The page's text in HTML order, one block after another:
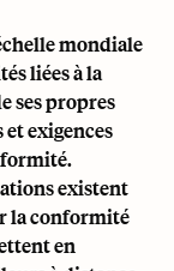
mondiale
liées à la
ses propres
exigences
existent
la conformité
en